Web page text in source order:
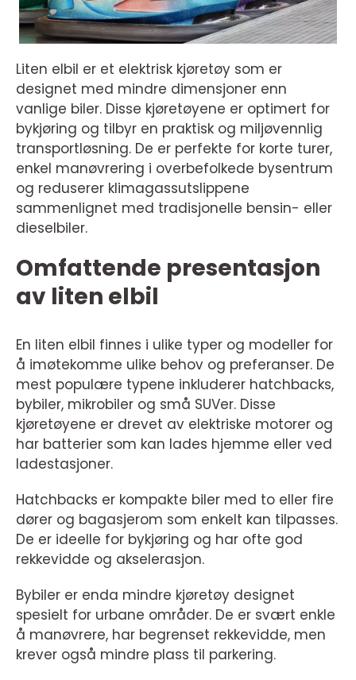
Liten elbil er et elektrisk kjøretøy som er
designet med mindre dimensjoner enn
vanlige biler. Disse kjøretøyene er optimert for
bykjøring og tilbyr en praktisk og miljøvennlig
transportløsning. De er perfekte for korte turer,
enkel manøvrering i overbefolkede bysentrum
og reduserer klimagassutslippene
sammenlignet med tradisjonelle bensin- eller
dieselbiler.
Omfattende presentasjon
av liten elbil
En liten elbil finnes i ulike typer og modeller for
å imøtekomme ulike behov og preferanser. De
mest populære typene inkluderer hatchbacks,
bybiler, mikrobiler og små SUVer. Disse
kjøretøyene er drevet av elektriske motorer og
har batterier som kan lades hjemme eller ved
ladestasjoner.
Hatchbacks er kompakte biler med to eller fire
dører og bagasjerom som enkelt kan tilpasses.
De er ideelle for bykjøring og har ofte god
rekkevidde og akselerasjon.
Bybiler er enda mindre kjøretøy designet
spesielt for urbane områder. De er svært enkle
å manøvrere, har begrenset rekkevidde, men
krever også mindre plass til parkering.